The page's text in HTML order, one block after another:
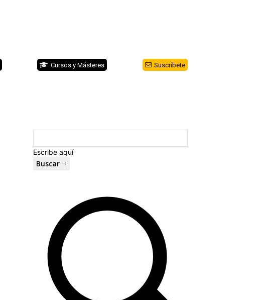
Suscríbete
Cursos y Másteres
Escribe aquí
Buscar